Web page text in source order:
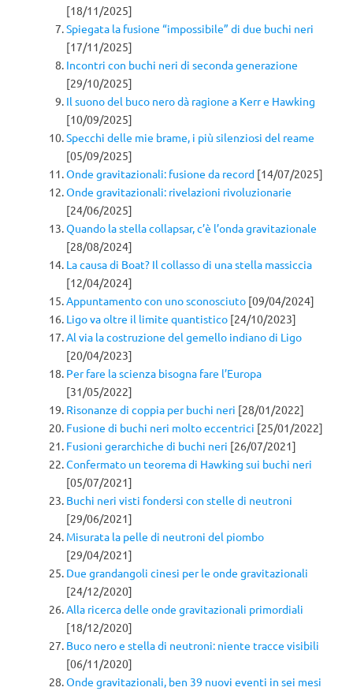
[18/11/2025]
Spiegata la fusione “impossibile” di due buchi neri
[17/11/2025]
Incontri con buchi neri di seconda generazione
[29/10/2025]
Il suono del buco nero dà ragione a Kerr e Hawking
[10/09/2025]
Specchi delle mie brame, i più silenziosi del reame
[05/09/2025]
Onde gravitazionali: fusione da record [14/07/2025]
Onde gravitazionali: rivelazioni rivoluzionarie
[24/06/2025]
Quando la stella collapsar, c’è l’onda gravitazionale
[28/08/2024]
La causa di Boat? Il collasso di una stella massiccia
[12/04/2024]
Appuntamento con uno sconosciuto [09/04/2024]
Ligo va oltre il limite quantistico [24/10/2023]
Al via la costruzione del gemello indiano di Ligo
[20/04/2023]
Per fare la scienza bisogna fare l’Europa
[31/05/2022]
Risonanze di coppia per buchi neri [28/01/2022]
Fusione di buchi neri molto eccentrici [25/01/2022]
Fusioni gerarchiche di buchi neri [26/07/2021]
Confermato un teorema di Hawking sui buchi neri
[05/07/2021]
Buchi neri visti fondersi con stelle di neutroni
[29/06/2021]
Misurata la pelle di neutroni del piombo
[29/04/2021]
Due grandangoli cinesi per le onde gravitazionali
[24/12/2020]
Alla ricerca delle onde gravitazionali primordiali
[18/12/2020]
Buco nero e stella di neutroni: niente tracce visibili
[06/11/2020]
Onde gravitazionali, ben 39 nuovi eventi in sei mesi